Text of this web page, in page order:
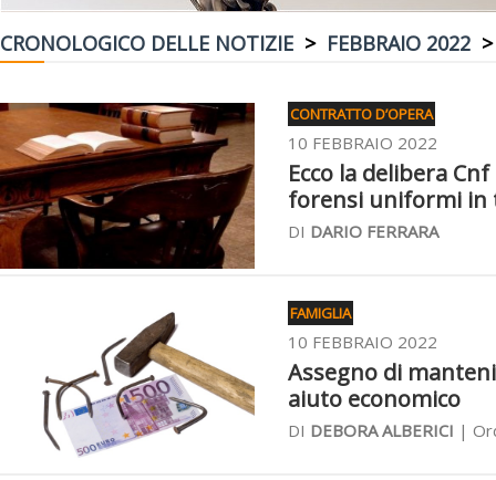
CRONOLOGICO DELLE NOTIZIE > FEBBRAIO 2022
CONTRATTO D’OPERA
10 FEBBRAIO 2022
Ecco la delibera
forensi uniformi in
DI DARIO FERRARA
FAMIGLIA
10 FEBBRAIO 2022
Assegno di
aiuto economico
DI DEBORA ALBERICI |